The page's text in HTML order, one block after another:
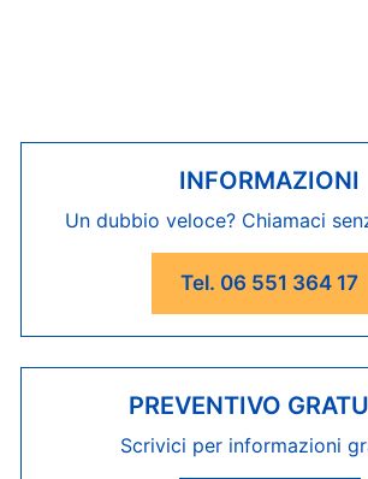
INFORMAZIONI
Un dubbio veloce? Chiamaci
Tel. 06 551 364 17
PREVENTIVO
Scrivici per informazioni